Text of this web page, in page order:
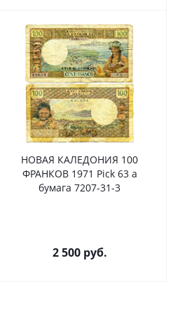
НОВАЯ КАЛЕДОНИЯ 100
ФРАНКОВ 1971 Pick 63 a
бумага 7207-31-3
2 500руб.